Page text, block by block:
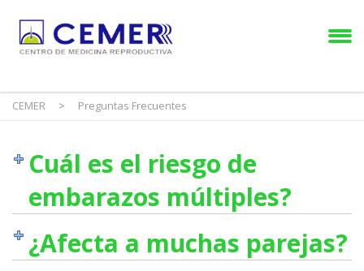
CEMER > Preguntas Frecuentes
Cuál es el riesgo de
embarazos múltiples?
¿Afecta a muchas parejas?